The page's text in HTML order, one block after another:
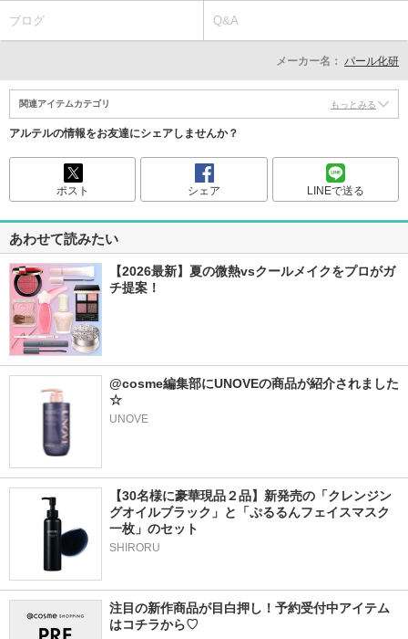
ブログ Q&A
メーカー名： パール化研
関連アイテムカテゴリ もっとみる
アルテルの情報をお友達にシェアしませんか？
ポスト シェア LINEで送る
あわせて読みたい
【2026最新】夏の微熱vsクールメイクをプロがガ
チ提案！
@cosme編集部にUNOVEの商品が紹介されました
☆
UNOVE
【30名様に豪華現品２品】新発売の「クレンジン
グオイルブラック」と「ぷるるんフェイスマスク
一枚」のセット
SHIRORU
注目の新作商品が目白押し！予約受付中アイテム
はコチラから♡